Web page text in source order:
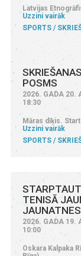
Latvijas
Uzzini vairāk
SPORTS
POSMS
2026. GADA 20.
18:30
Māras dīķis.
Uzzini vairāk
SPORTS
TENISĀ
2026. GADA 19.
10:00
Oskara Kalpaka